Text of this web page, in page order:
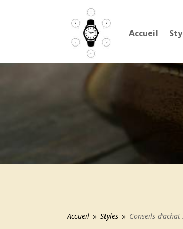
Accueil
Accueil 9 Styles 9 Conseils